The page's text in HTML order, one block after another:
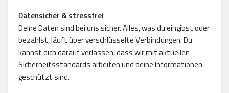
Datensicher & stressfrei
Deine Daten sind bei uns sicher. Alles, was du eingibst oder
bezahlst, läuft über verschlüsselte Verbindungen. Du
kannst dich darauf verlassen, dass wir mit aktuellen
Sicherheitsstandards arbeiten und deine Informationen
geschützt sind.